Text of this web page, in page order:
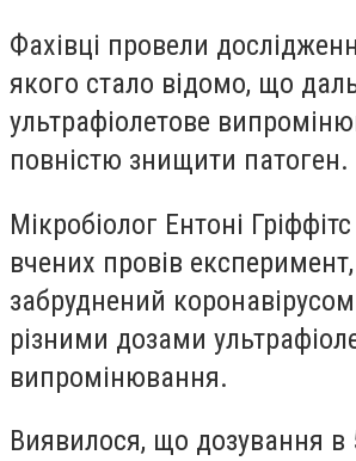
Фахівці провели
якого стало відомо, що
ультрафіолетове
повністю знищити патоген.
Мікробіолог Ентоні
вчених провів
забруднений
різними дозами
випромінювання.
Виявилося, що дозування